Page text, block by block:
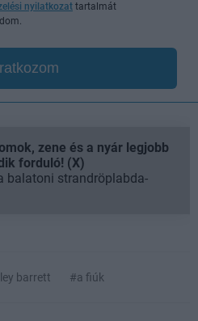
nyilatkozat tartalmát
zene és a nyár legjobb
forduló! (X)
balatoni strandröplabda-
barrett #a fiúk